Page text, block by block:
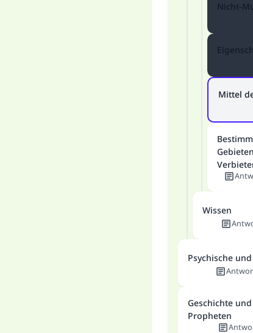
Nicht-
Mittel
Wissen
Psychische
Geschichte
Propheten